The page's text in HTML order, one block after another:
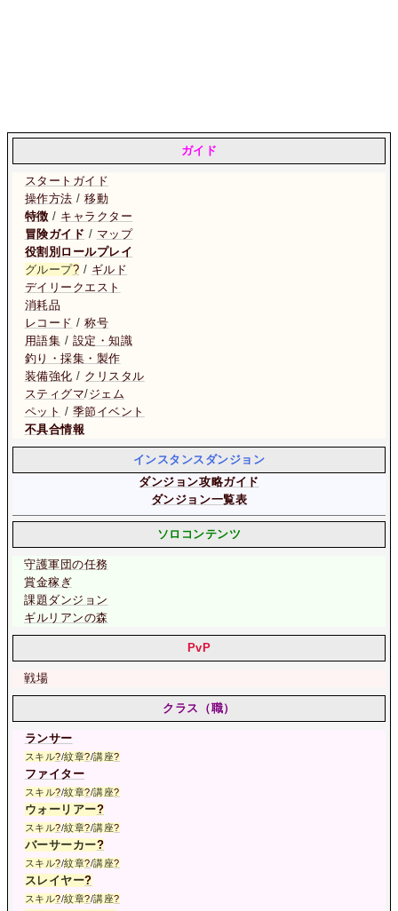
ガイド
スタートガイド
操作方法 /移動
特徴 / キャラクター
冒険ガイド / マップ
役割別ロールプレイ
グループ? / ギルド
デイリークエスト
消耗品
レコード /称号
用語集 / 設定・知識
釣り・採集・製作
装備強化 / クリスタル
スティグマ/ジェム
ペット / 季節イベント
不具合情報
インスタンスダンジョン
ダンジョン攻略ガイド
ダンジョン一覧表
ソロコンテンツ
守護軍団の任務
賞金稼ぎ
課題ダンジョン
ギルリアンの森
PvP
戦場
クラス（職）
ランサー
スキル?/紋章?/講座?
ファイター
スキル?/紋章?/講座?
ウォーリアー?
スキル?/紋章?/講座?
バーサーカー?
スキル?/紋章?/講座?
スレイヤー?
スキル?/紋章?/講座?